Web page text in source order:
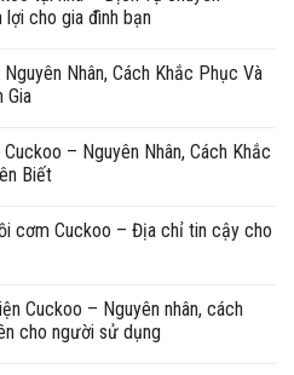
lợi cho gia đình bạn
Nhân, Cách Khắc Phục Và
Gia
– Nguyên Nhân, Cách Khắc
Biết
cơm Cuckoo – Địa chỉ tin cậy cho
Cuckoo – Nguyên nhân, cách
cho người sử dụng